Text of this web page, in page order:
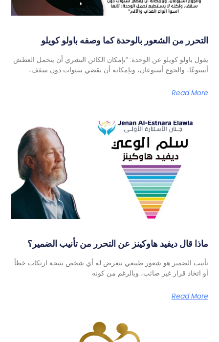
التحرر من الشعور بالوحدة كما وصفه باولو كويلو
يقول باولو كويلو عن الوحدة: “بإمكان الكائن البشري أن يتحمل العطش
أسبوعًا، والجوع أسبوعان، وبإمكانه أن يقضي سنوات دون سقف،
Read More
ماذا قال ديفيد هاوكينز عن التحرر من تأنيب الضمير؟
تأنيب الضمير هو شعور طبيعي يتعرض له أي شخص نتيجة ارتكاب خطأ
أو اتخاذ قرار غير صائب، وبالرغم من كونه
Read More